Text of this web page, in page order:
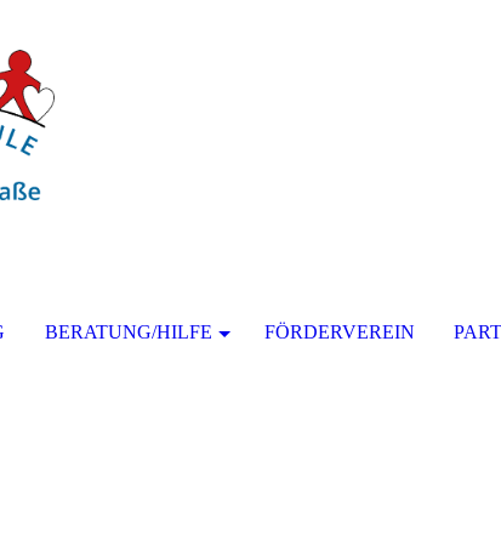
BERATUNG/HILFE FÖRDERVEREIN